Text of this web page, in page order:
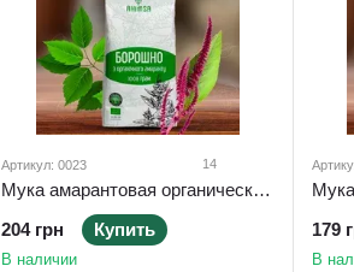
Артикул: 0023 14
Мука амарантовая органическая без глютена 1 кг ТМ Ahimsa
204 грн
Купить
В наличии
179
В